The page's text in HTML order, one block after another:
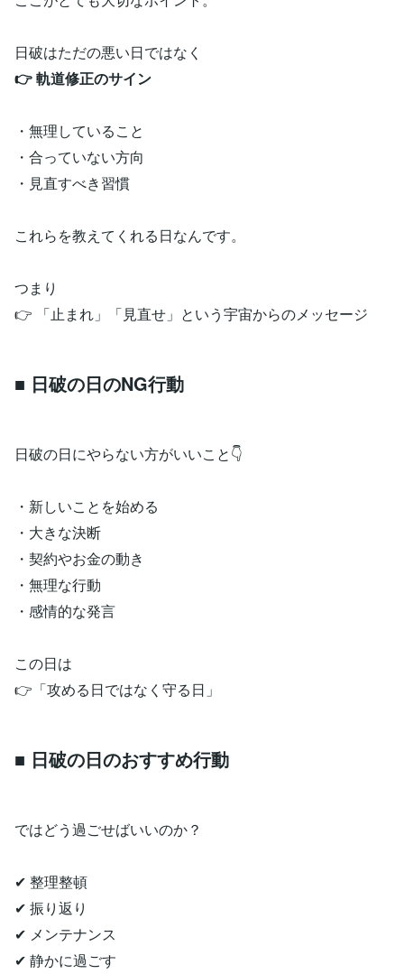
日破はただの悪い日ではなく
👉 軌道修正のサイン
・無理していること
・合っていない方向
・見直すべき習慣
これらを教えてくれる日なんです。
つまり
👉 「止まれ」「見直せ」という宇宙からのメッセージ
■ 日破の日のNG行動
日破の日にやらない方がいいこと👇
・新しいことを始める
・大きな決断
・契約やお金の動き
・無理な行動
・感情的な発言
この日は
👉「攻める日ではなく守る日」
■ 日破の日のおすすめ行動
ではどう過ごせばいいのか？
✔ 整理整頓
✔ 振り返り
✔ メンテナンス
✔ 静かに過ごす